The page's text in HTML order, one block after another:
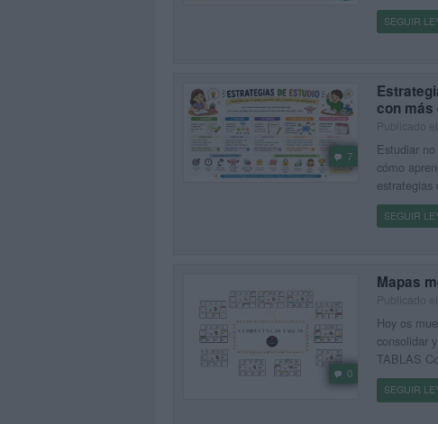
SEGUIR
7
con más
Estudiar
cómo
SEGUIR
0
Mapas
Hoy os
consolidar
TABLAS
SEGUIR